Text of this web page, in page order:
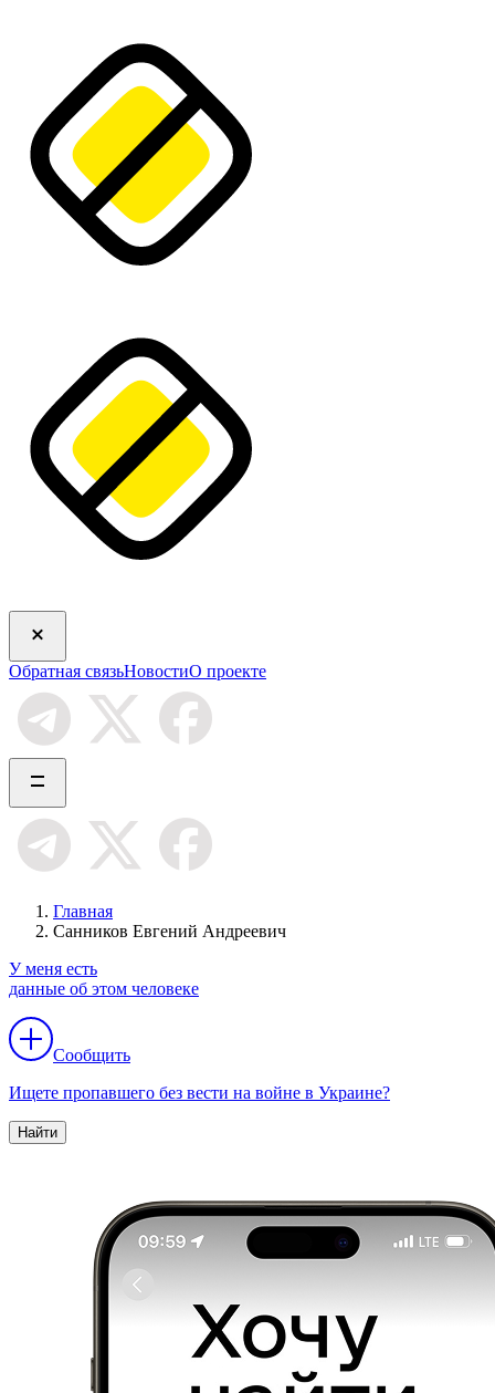
Обратная связьНовостиО проекте
Главная
Санников Евгений Андреевич
У меня есть
данные об этом человеке
Сообщить
Ищете пропавшего без вести на войне в Украине?
Найти